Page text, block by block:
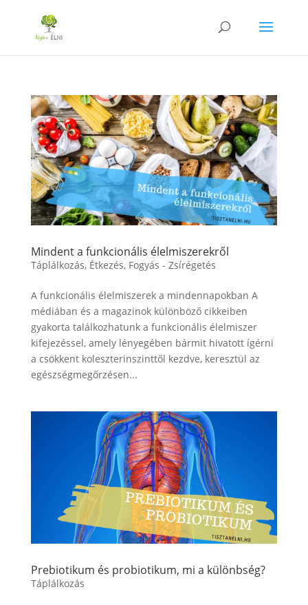
Mindent a funkcionális élelmiszerekről
Táplálkozás, Étkezés, Fogyás - Zsírégetés
A funkcionális élelmiszerek a mindennapokban A
médiában és a magazinok különböző cikkeiben
gyakorta találkozhatunk a funkcionális élelmiszer
kifejezéssel, amely lényegében bármit hivatott ígérni
a csökkent koleszterinszinttől kezdve, keresztül az
egészségmegőrzésen...
Prebiotikum és probiotikum, mi a különbség?
Táplálkozás